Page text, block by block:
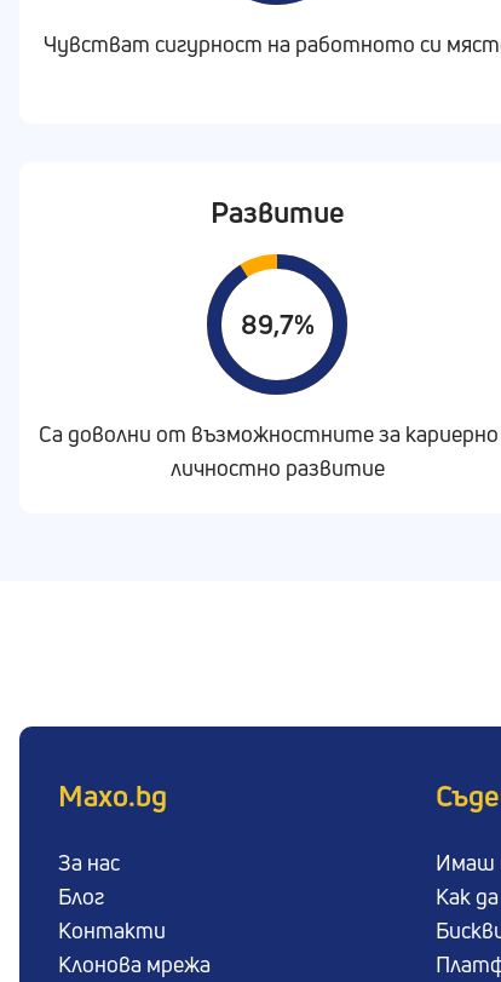
Чувстват сигурност на работното си
Развитие
89,7%
Са доволни от възможностните за
личностно развитие
Maxo.bg
За нас
Блог
Контакти
Клонова мрежа
Имаш
Как